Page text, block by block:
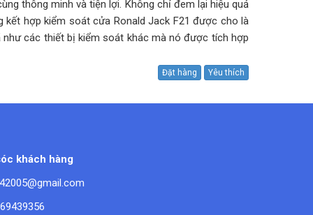
thông minh và tiện lợi. Không chỉ đem lại hiệu quả
kết hợp kiểm soát cửa Ronald Jack F21 được cho là
các thiết bị kiểm soát khác mà nó được tích hợp
Đặt hàng Yêu thích
khách hàng